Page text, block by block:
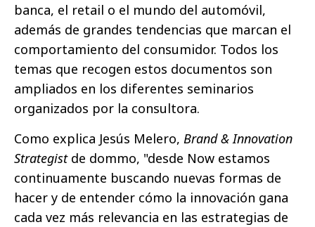
banca, el retail o el mundo del automóvil,
además de grandes tendencias que marcan el
comportamiento del consumidor. Todos los
temas que recogen estos documentos son
ampliados en los diferentes seminarios
organizados por la consultora.
Como explica Jesús Melero, Brand & Innovation
Strategist de dommo, "desde Now estamos
continuamente buscando nuevas formas de
hacer y de entender cómo la innovación gana
cada vez más relevancia en las estrategias de